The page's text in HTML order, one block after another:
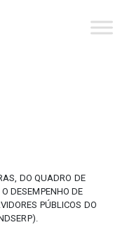
DO QUADRO DE
DESEMPENHO DE
PÚBLICOS DO